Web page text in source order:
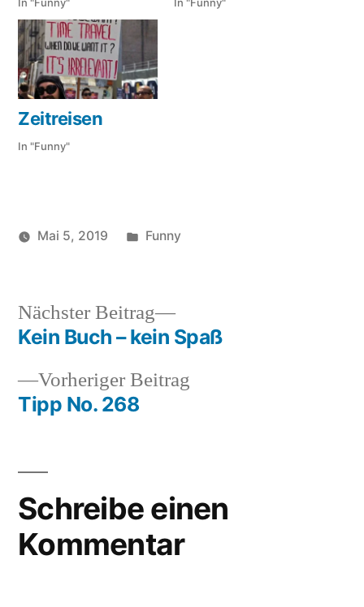
Zeitreisen
In "Funny"
Mai 5, 2019
Veröffentlicht
Funny
Sign
Beitragsnavigation
Vorheriger Beitrag
Tipp No. 268
Nächster Beitrag
Nächster
Beitrag:
Kein Buch – kein Spaß
Schreibe einen
Kommentar